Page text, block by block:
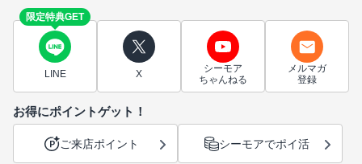
限定特典GET
LINE X
シーモア
ちゃんねる
メルマガ
登録
お得にポイントゲット！
ご来店ポイント シーモアでポイ活